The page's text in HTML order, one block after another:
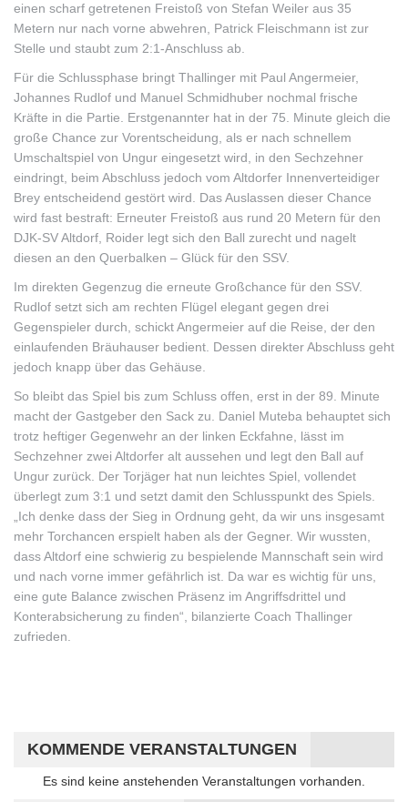
einen scharf getretenen Freistoß von Stefan Weiler aus 35
Metern nur nach vorne abwehren, Patrick Fleischmann ist zur
Stelle und staubt zum 2:1-Anschluss ab.
Für die Schlussphase bringt Thallinger mit Paul Angermeier,
Johannes Rudlof und Manuel Schmidhuber nochmal frische
Kräfte in die Partie. Erstgenannter hat in der 75. Minute gleich die
große Chance zur Vorentscheidung, als er nach schnellem
Umschaltspiel von Ungur eingesetzt wird, in den Sechzehner
eindringt, beim Abschluss jedoch vom Altdorfer Innenverteidiger
Brey entscheidend gestört wird. Das Auslassen dieser Chance
wird fast bestraft: Erneuter Freistoß aus rund 20 Metern für den
DJK-SV Altdorf, Roider legt sich den Ball zurecht und nagelt
diesen an den Querbalken – Glück für den SSV.
Im direkten Gegenzug die erneute Großchance für den SSV.
Rudlof setzt sich am rechten Flügel elegant gegen drei
Gegenspieler durch, schickt Angermeier auf die Reise, der den
einlaufenden Bräuhauser bedient. Dessen direkter Abschluss geht
jedoch knapp über das Gehäuse.
So bleibt das Spiel bis zum Schluss offen, erst in der 89. Minute
macht der Gastgeber den Sack zu. Daniel Muteba behauptet sich
trotz heftiger Gegenwehr an der linken Eckfahne, lässt im
Sechzehner zwei Altdorfer alt aussehen und legt den Ball auf
Ungur zurück. Der Torjäger hat nun leichtes Spiel, vollendet
überlegt zum 3:1 und setzt damit den Schlusspunkt des Spiels.
„Ich denke dass der Sieg in Ordnung geht, da wir uns insgesamt
mehr Torchancen erspielt haben als der Gegner. Wir wussten,
dass Altdorf eine schwierig zu bespielende Mannschaft sein wird
und nach vorne immer gefährlich ist. Da war es wichtig für uns,
eine gute Balance zwischen Präsenz im Angriffsdrittel und
Konterabsicherung zu finden“, bilanzierte Coach Thallinger
zufrieden.
KOMMENDE VERANSTALTUNGEN
Hinweis
Es sind keine anstehenden Veranstaltungen vorhanden.